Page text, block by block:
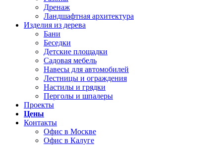
Дренаж
Ландшафтная архитектура
Изделия из дерева
Бани
Беседки
Детские площадки
Садовая мебель
Навесы для автомобилей
Лестницы и ограждения
Настилы и грядки
Перголы и шпалеры
Проекты
Цены
Контакты
Офис в Москве
Офис в Калуге